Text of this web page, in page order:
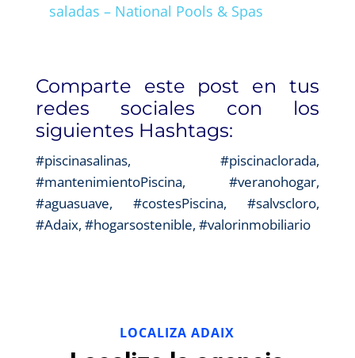
saladas – National Pools & Spas
Comparte este post en tus
redes sociales con los
siguientes Hashtags:
#piscinasalinas, #piscinaclorada,
#mantenimientoPiscina, #veranohogar,
#aguasuave, #costesPiscina, #salvscloro,
#Adaix, #hogarsostenible, #valorinmobiliario
LOCALIZA ADAIX